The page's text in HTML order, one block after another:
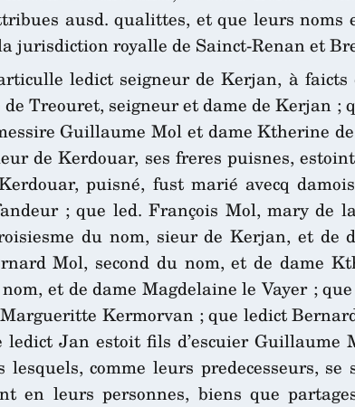
ausd. qualittes, et que leurs noms
jurisdiction royalle de Sainct-Renan et
ledict seigneur de Kerjan, à
Treouret, seigneur et dame de Kerjan ;
Guillaume Mol et dame Ktherine
de Kerdouar, ses freres puisnes,
puisné, fust marié avecq
; que led. François Mol, mary de
du nom, sieur de Kerjan, et de
Mol, second du nom, et de dame
et de dame Magdelaine le Vayer ;
Kermorvan ; que ledict
Jan estoit fils d’escuier Guillaume
comme leurs predecesseurs,
en leurs personnes, biens que